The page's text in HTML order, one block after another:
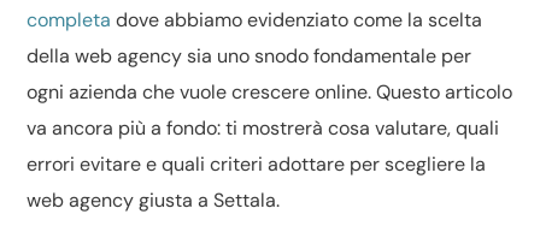
completa dove abbiamo evidenziato come la scelta
della web agency sia uno snodo fondamentale per
ogni azienda che vuole crescere online. Questo articolo
va ancora più a fondo: ti mostrerà cosa valutare, quali
errori evitare e quali criteri adottare per scegliere la
web agency giusta a Settala.